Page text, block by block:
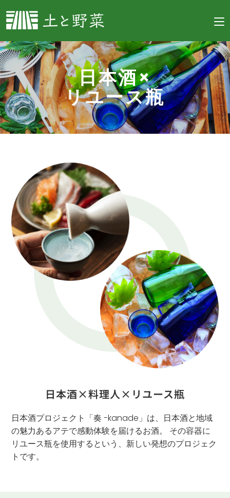
日本酒×
リユース瓶
日本酒×料理人×リユース瓶
日本酒プロジェクト「奏 -kanade」は、日本酒と地域
の魅力あるアテで感動体験を届けるお酒。 その容器に
リユース瓶を使用するという、新しい発想のプロジェク
トです。